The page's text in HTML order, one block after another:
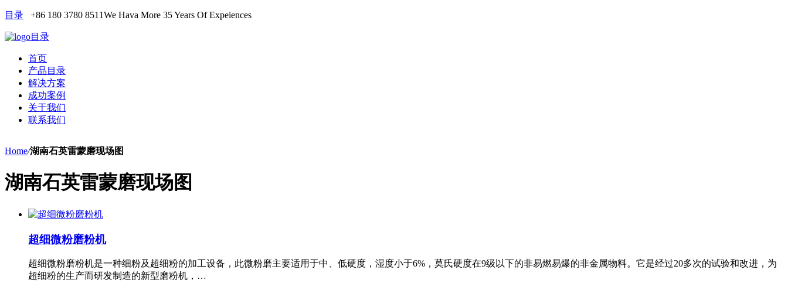
目录 +86 180 3780 8511We Hava More 35 Years Of Expeiences
目录
首页
产品目录
解决方案
成功案例
关于我们
联系我们
Home/湖南石英雷蒙磨现场图
湖南石英雷蒙磨现场图
超细微粉磨粉机
超细微粉磨粉机是一种细粉及超细粉的加工设备，此微粉磨主要适用于中、低硬度，湿度小于6%，莫氏硬度在9级以下的非易燃易爆的非金属物料。它是经过20多次的试验和改进，为
超细粉的生产而研发制造的新型磨粉机，…